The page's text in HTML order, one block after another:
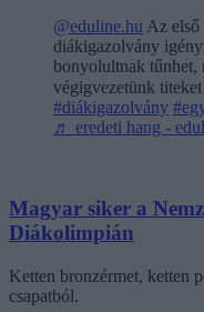
@eduline.hu Az első
diákigazolvány
bonyolultnak tűnhet,
végigvezetünk
#diákigazolvány
♬ eredeti hang -
Magyar siker a
Diákolimpián
Ketten bronzérmet, ketten
csapatból.